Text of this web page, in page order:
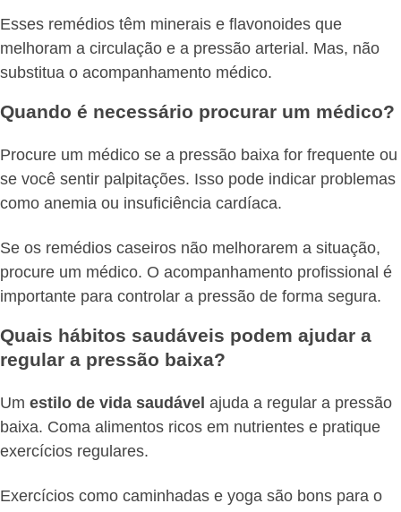
Esses remédios têm minerais e flavonoides que
melhoram a circulação e a pressão arterial. Mas, não
substitua o acompanhamento médico.
Quando é necessário procurar um médico?
Procure um médico se a pressão baixa for frequente ou
se você sentir palpitações. Isso pode indicar problemas
como anemia ou insuficiência cardíaca.
Se os remédios caseiros não melhorarem a situação,
procure um médico. O acompanhamento profissional é
importante para controlar a pressão de forma segura.
Quais hábitos saudáveis podem ajudar a
regular a pressão baixa?
Um estilo de vida saudável ajuda a regular a pressão
baixa. Coma alimentos ricos em nutrientes e pratique
exercícios regulares.
Exercícios como caminhadas e yoga são bons para o